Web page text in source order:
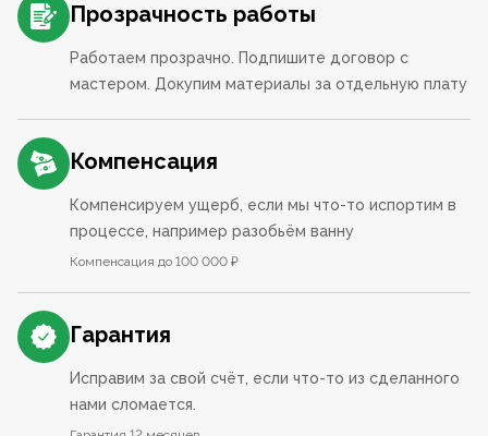
Прозрачность работы
Работаем прозрачно. Подпишите договор с
мастером. Докупим материалы за отдельную плату
Компенсация
Компенсируем ущерб, если мы что-то испортим в
процессе, например разобьём ванну
Компенсация до 100 000 ₽
Гарантия
Исправим за свой счёт, если что-то из сделанного
нами сломается.